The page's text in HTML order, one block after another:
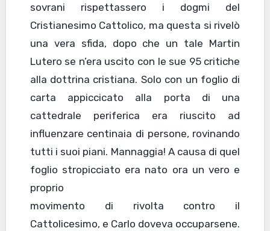
sovrani rispettassero i dogmi del
Cristianesimo Cattolico, ma questa si rivelò
una vera sfida, dopo che un tale Martin
Lutero se n’era uscito con le sue 95 critiche
alla dottrina cristiana. Solo con un foglio di
carta appiccicato alla porta di una
cattedrale periferica era riuscito ad
influenzare centinaia di persone, rovinando
tutti i suoi piani. Mannaggia! A causa di quel
foglio stropicciato era nato ora un vero e
proprio
movimento di rivolta contro il
Cattolicesimo, e Carlo doveva occuparsene.